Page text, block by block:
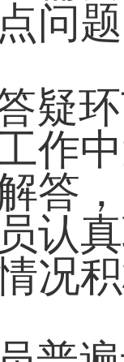
问
疑
作
答
认
况